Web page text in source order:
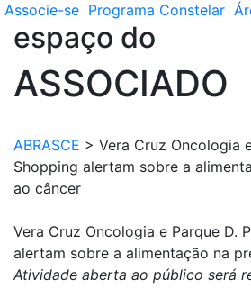
Associe-se Programa Constelar
espaço do
ASSOCIADO
ABRASCE > Vera Cruz Oncologia
Shopping alertam sobre a
ao câncer
Vera Cruz Oncologia e Parque D.
alertam sobre a alimentação na
Atividade aberta ao público será